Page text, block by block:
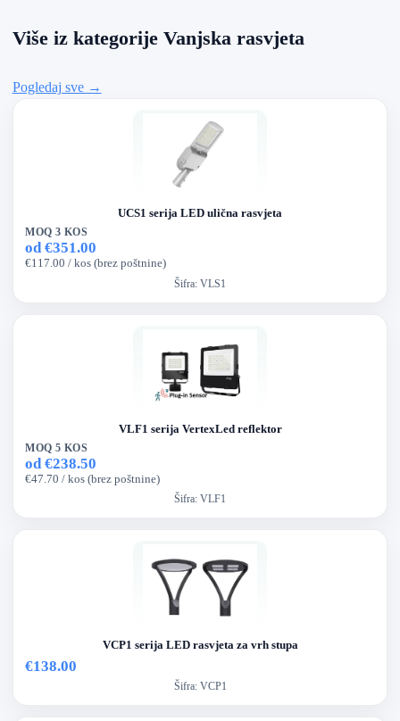
Više iz kategorije Vanjska rasvjeta
Pogledaj sve →
UCS1 serija LED ulična rasvjeta
MOQ 3 KOS
od €351.00
€117.00 / kos (brez poštnine)
Šifra: VLS1
VLF1 serija VertexLed reflektor
MOQ 5 KOS
od €238.50
€47.70 / kos (brez poštnine)
Šifra: VLF1
VCP1 serija LED rasvjeta za vrh stupa
€138.00
Šifra: VCP1